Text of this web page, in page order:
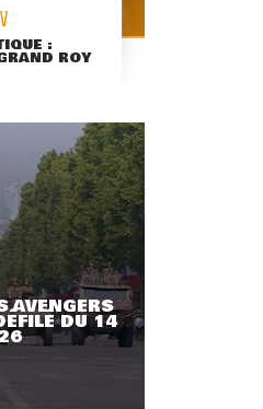
:
ROY
AVENGERS
DU 14